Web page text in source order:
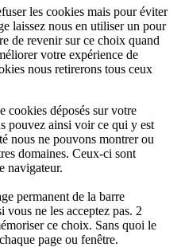
les cookies mais pour éviter
laissez nous en utiliser un pour
de revenir sur ce choix quand
votre expérience de
nous retirerons tous ceux
cookies déposés sur votre
pouvez ainsi voir ce qui y est
nous ne pouvons montrer ou
domaines. Ceux-ci sont
navigateur.
permanent de la barre
vous ne les acceptez pas. 2
ce choix. Sans quoi le
page ou fenêtre.